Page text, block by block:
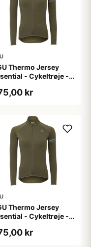
Thermo Jersey
- Cykeltrøje -
kr
Thermo Jersey
- Cykeltrøje -
kr